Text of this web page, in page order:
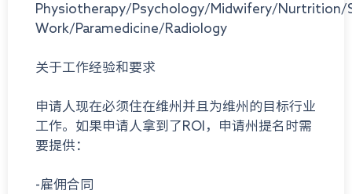
Physiotherapy/Psychology/Midwifery/Nurtrition/
Work/Paramedicine/Radiology
关于工作经验和要求
申请人现在必须住在维州并且为维州的目标行业
工作。如果申请人拿到了ROI，申请州提名时需
要提供：
-雇佣合同